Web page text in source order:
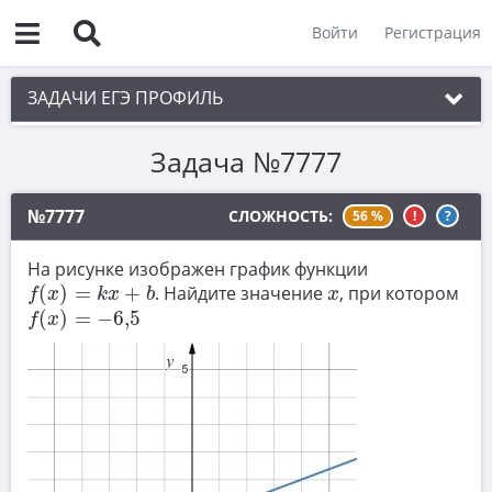
Войти Регистрация
ЗАДАЧИ ЕГЭ ПРОФИЛЬ
1. Планиметрия
2. Векторы
3. Стереометрия
4. Классическое определение вероятности
5. Теория вероятностей
7. Нахождение значений выражений
9. Задачи прикладного содержания
Задача №7777
№7777 СЛОЖНОСТЬ: 56 % ! ?
На рисунке изображен график функции
f(x) = kx + b
f(x)=kx+b . Найдите значение x
x, при котором
f(x) = −6,5
f(x)= ,5